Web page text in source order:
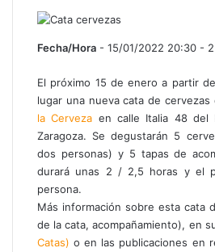
Fecha/Hora - 15/01/2022 20:30 -
El próximo 15 de enero a partir
lugar una nueva cata de cervezas
la Cerveza en calle Italia 48 del
Zaragoza. Se degustarán 5
dos personas) y 5 tapas de
durará unas 2 / 2,5 horas y el
persona.
Más información sobre esta cata
de la cata, acompañamiento), en
Catas) o en las publicaciones en